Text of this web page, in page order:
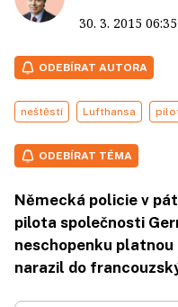
30. 3. 2015 06:35
ODEBÍRAT AUTORA
neštěstí Lufthansa
ODEBÍRAT TÉMA
Německá policie v
pilota společnosti
neschopenku platnou
narazil do